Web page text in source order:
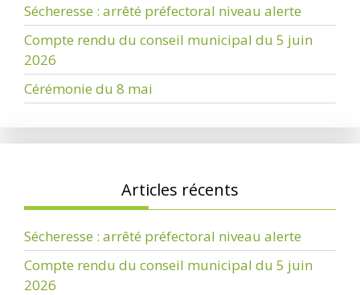
Sécheresse : arrêté préfectoral niveau alerte
Compte rendu du conseil municipal du 5 juin
2026
Cérémonie du 8 mai
Articles récents
Sécheresse : arrêté préfectoral niveau alerte
Compte rendu du conseil municipal du 5 juin
2026